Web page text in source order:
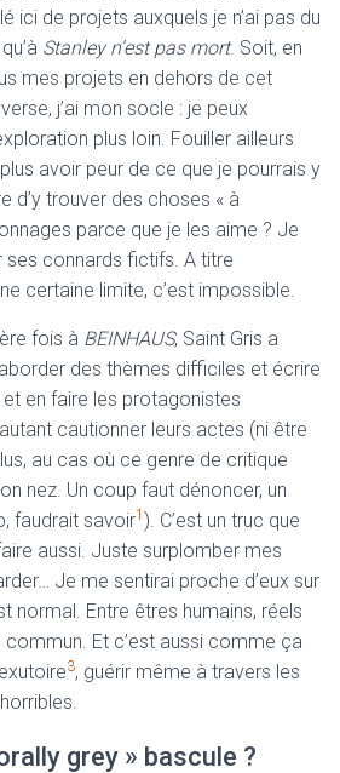
ici de projets auxquels je n’ai pas du
Stanley n’est pas mort. Soit, en
mes projets en dehors de cet
j’ai mon socle : je peux
plus loin. Fouiller ailleurs
avoir peur de ce que je pourrais y
d’y trouver des choses « à
parce que je les aime ? Je
ses connards fictifs. A titre
certaine limite, c’est impossible.
fois à BEINHAUS, Saint Gris a
des thèmes difficiles et écrire
en faire les protagonistes
cautionner leurs actes (ni être
au cas où ce genre de critique
nez. Un coup faut dénoncer, un
faudrait savoir1 ). C’est un truc que
aussi. Juste surplomber mes
Je me sentirai proche d’eux sur
normal. Entre êtres humains, réels
Et c’est aussi comme ça
3, guérir même à travers les
grey » bascule ?